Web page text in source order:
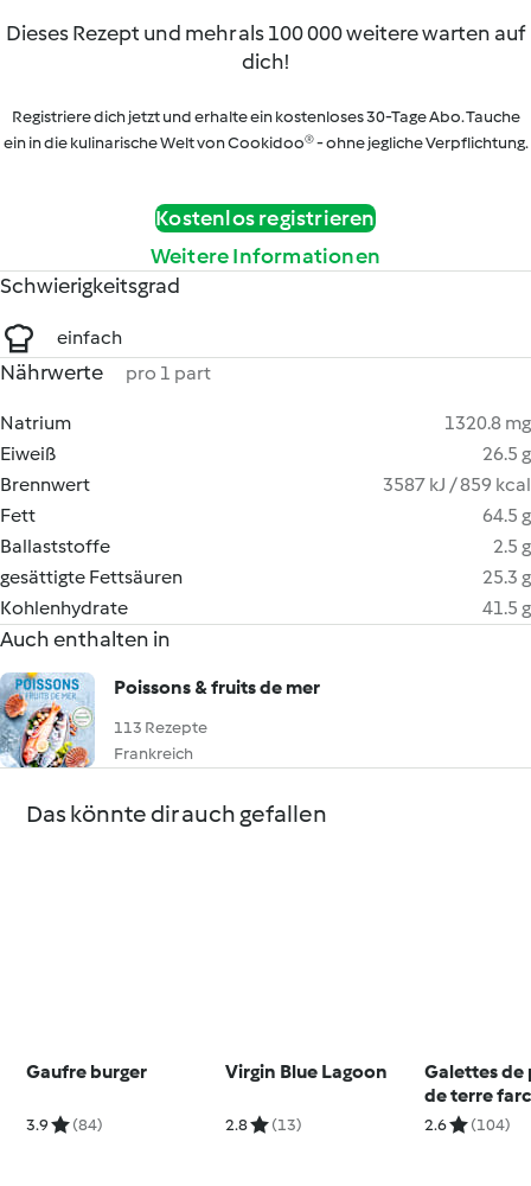
Dieses Rezept und mehr als 100 000 weitere warten auf
dich!
Registriere dich jetzt und erhalte ein kostenloses 30-Tage Abo. Tauche
ein in die kulinarische Welt von Cookidoo® - ohne jegliche Verpflichtung.
Kostenlos registrieren
Weitere Informationen
Schwierigkeitsgrad
einfach
Nährwerte pro 1 part
Natrium
1320.8 mg
Eiweiß
26.5 g
Brennwert
3587 kJ / 859 kcal
Fett
64.5 g
Ballaststoffe
2.5 g
gesättigte Fettsäuren
25.3 g
Kohlenhydrate
41.5 g
Auch enthalten in
Poissons & fruits de mer
113 Rezepte
Frankreich
Das könnte dir auch gefallen
Gaufre burger
3.9 (84)
Virgin Blue Lagoon
2.8 (13)
Galettes de
de terre
2.6 (104)